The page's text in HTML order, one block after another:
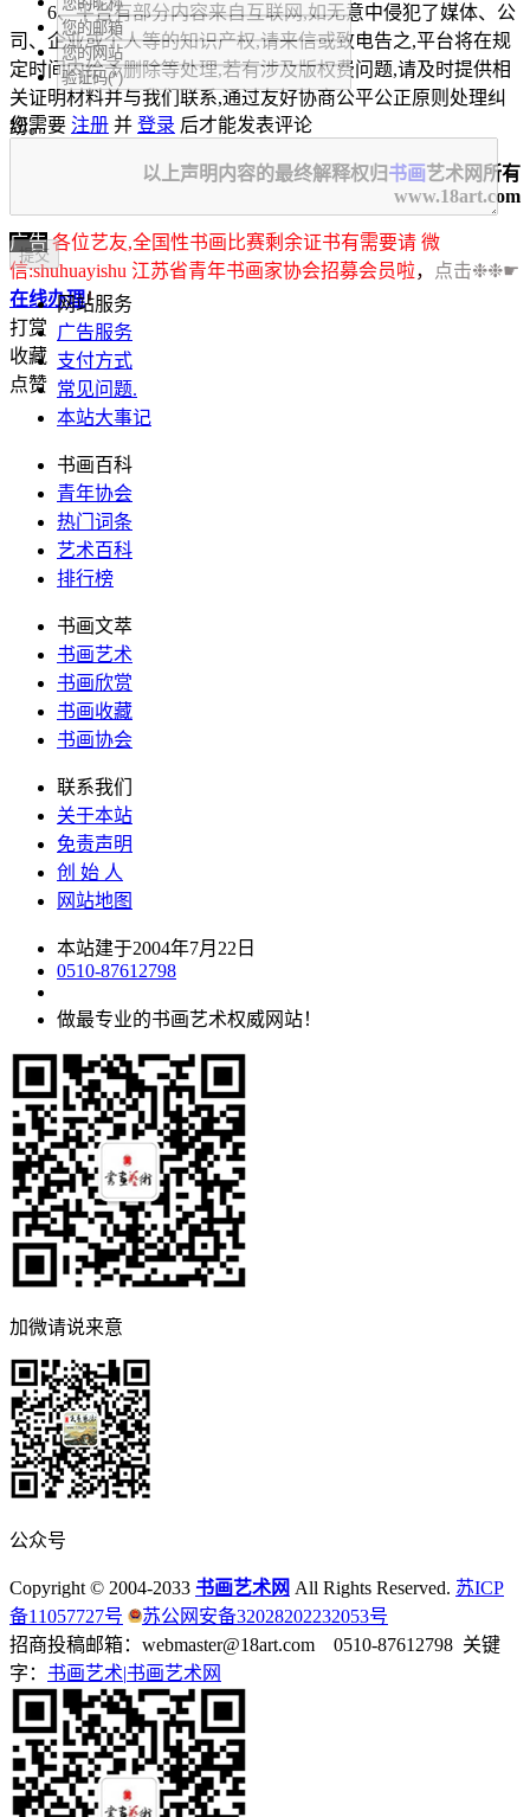
6、平台有部分内容来自互联网,如无意中侵犯了媒体、公
司、企业或个人等的知识产权,请来信或致电告之,平台将在规
定时间内给予删除等处理,若有涉及版权费问题,请及时提供相
关证明材料并与我们联系,通过友好协商公平公正原则处理纠
纷。
以上声明内容的最终解释权归书画艺术网所有
www.18art.com
广告 各位艺友,全国性书画比赛剩余证书有需要请 微
信:shuhuayishu 江苏省青年书画家协会招募会员啦，
点击❉❉☛
在线办理！
打赏
收藏
点赞
您需要 注册 并 登录 后才能发表评论
网站服务
广告服务
支付方式
常见问题.
本站大事记
书画百科
青年协会
热门词条
艺术百科
排行榜
书画文萃
书画艺术
书画欣赏
书画收藏
书画协会
联系我们
关于本站
免责声明
创 始 人
网站地图
本站建于2004年7月22日
0510-87612798
做最专业的书画艺术权威网站！
加微请说来意
公众号
Copyright © 2004-2033 书画艺术网 All Rights Reserved. 苏ICP
备11057727号
苏公网安备32028202232053号
招商投稿邮箱：webmaster@18art.com 0510-87612798 关键
字： 书画艺术|书画艺术网